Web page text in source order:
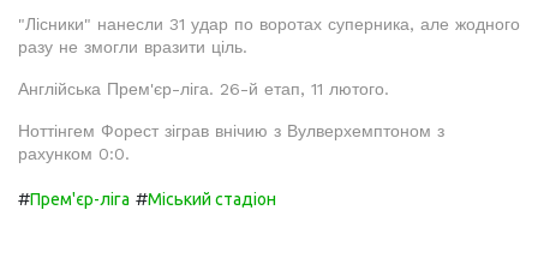
"Лісники" нанесли 31 удар по воротах суперника, але жодного
разу не змогли вразити ціль.
Англійська Прем'єр-ліга. 26-й етап, 11 лютого.
Ноттінгем Форест зіграв внічию з Вулверхемптоном з
рахунком 0:0.
#Прем'єр-ліга #Міський стадіон